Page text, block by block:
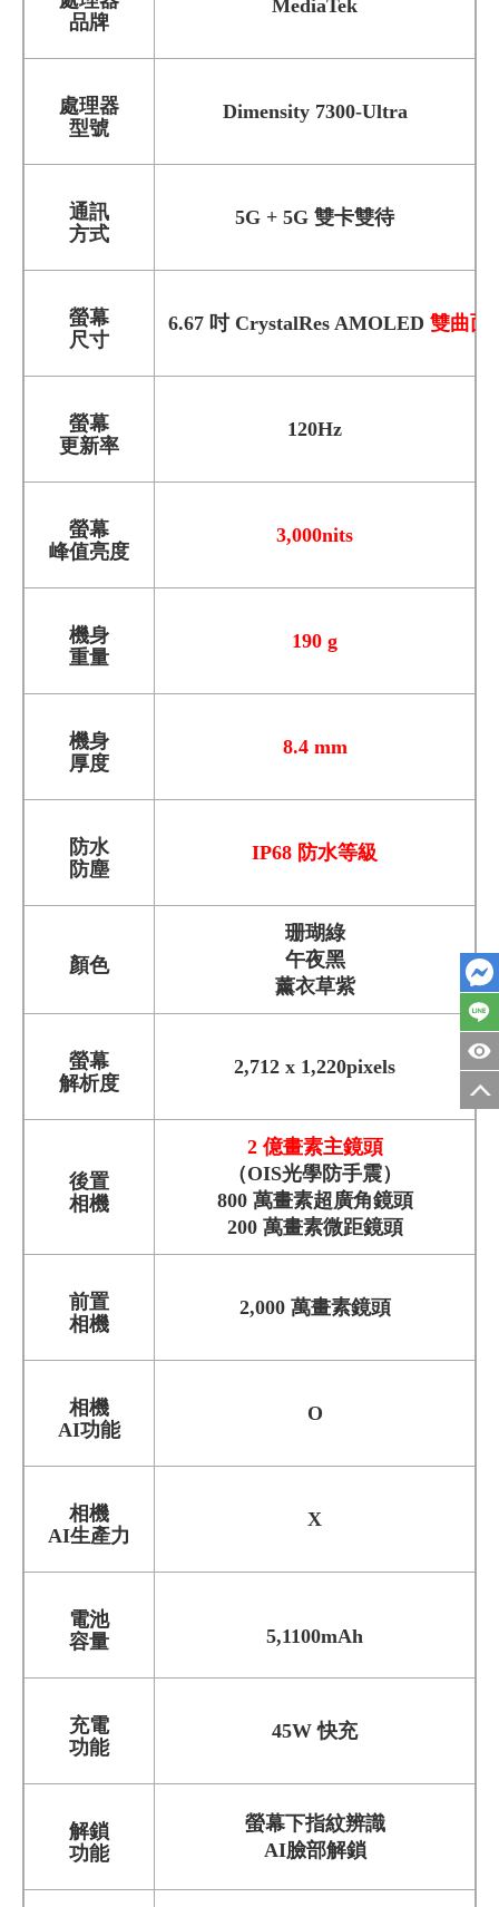
品牌
MediaTek
處理器
型號
Dimensity 7300-Ultra
通訊
方式
5G + 5G 雙卡雙待
螢幕
尺寸
6.67 吋 CrystalRes AMOLED 雙曲面
螢幕
更新率
120Hz
螢幕
峰值亮度
3,000nits
機身
重量
190 g
機身
厚度
8.4 mm
防水
防塵
IP68 防水等級
顏色
珊瑚綠
午夜黑
薰衣草紫
螢幕
解析度
2,712 x 1,220pixels
後置
相機
2 億畫素主鏡頭
（OIS光學防手震）
800 萬畫素超廣角鏡頭
200 萬畫素微距鏡頭
前置
相機
2,000 萬畫素鏡頭
相機
AI功能
O
相機
AI生產力
X
電池
容量
5,1100mAh
充電
功能
45W 快充
解鎖
功能
螢幕下指紋辨識
AI臉部解鎖